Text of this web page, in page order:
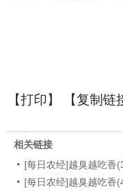
【打印】 【复制链
相关链接
[每日农经]越臭越吃香
[每日农经]越臭越吃香